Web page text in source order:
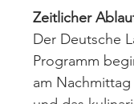
Zeitlicher
Der Deutsche
Programm
am